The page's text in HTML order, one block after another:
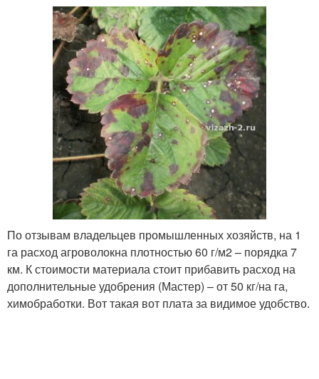
По отзывам владельцев промышленных хозяйств, на 1
га расход агроволокна плотностью 60 г/м2 – порядка 7
км. К стоимости материала стоит прибавить расход на
дополнительные удобрения (Мастер) – от 50 кг/на га,
химобработки. Вот такая вот плата за видимое удобство.